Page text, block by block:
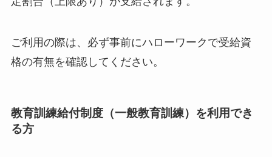
ご利用の際は、必ず事前にハローワークで受給資
格の有無を確認してください。
教育訓練給付制度（一般教育訓練）を利用でき
る方